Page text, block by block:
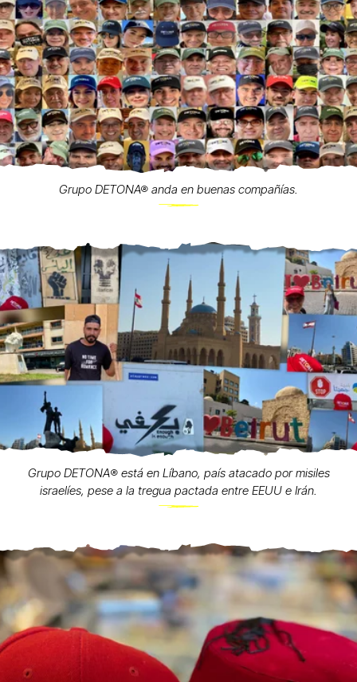
Grupo DETONA® anda en buenas compañías.
Grupo DETONA®️ está en Líbano, país atacado por misiles
israelíes, pese a la tregua pactada entre EEUU e Irán.